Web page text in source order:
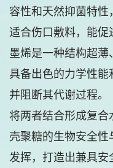
容性和天然抑菌特
适合伤口敷料，能促
墨烯是一种结构超薄
具备出色的力学性
并阻断其代谢过程。
将两者结合形成复合
壳聚糖的生物安全性
发挥，打造出兼具